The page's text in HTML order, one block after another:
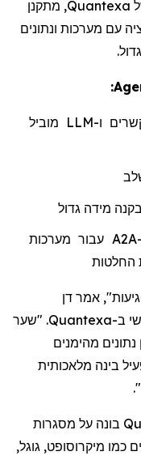
Quantexa, מתקנן
עם מערכות ונתונים
ו-LLM מוביל
מידה גדול
A2A עבור מערכות
החלטות
אמר דן
, מנהל מוצר ראשי ב-Quantexa. "שער
מהימנים
בינה מלאכותית
Quantexa בונה על מסגרות
מיקרוסופט, גוגל,